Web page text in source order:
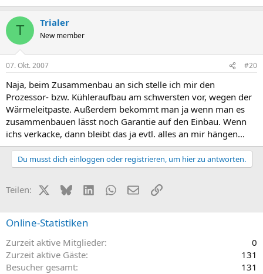
T Trialer
New member
07. Okt. 2007 #20
Naja, beim Zusammenbau an sich stelle ich mir den
Prozessor- bzw. Kühleraufbau am schwersten vor, wegen der
Wärmeleitpaste. Außerdem bekommt man ja wenn man es
zusammenbauen lässt noch Garantie auf den Einbau. Wenn
ichs verkacke, dann bleibt das ja evtl. alles an mir hängen...
Du musst dich einloggen oder registrieren, um hier zu antworten.
Teilen: X (Twitter)
BlueskyLinkedInWhatsApp
E-MailLink
Online-Statistiken
Zurzeit aktive Mitglieder
0
Zurzeit aktive Gäste
131
Besucher gesamt
131